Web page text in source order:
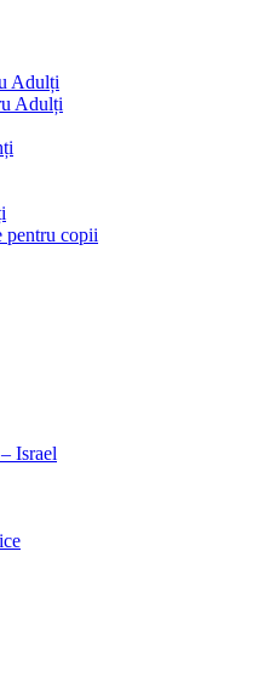
Adulți
Adulți
pentru copii
Israel